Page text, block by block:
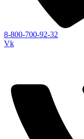
8-800-700-92-32
Vk